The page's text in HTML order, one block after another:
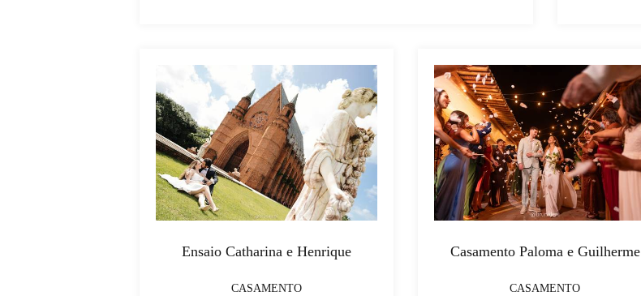
Ensaio Catharina e Henrique
CASAMENTO
Casamento Paloma e Guilherme
CASAMENTO